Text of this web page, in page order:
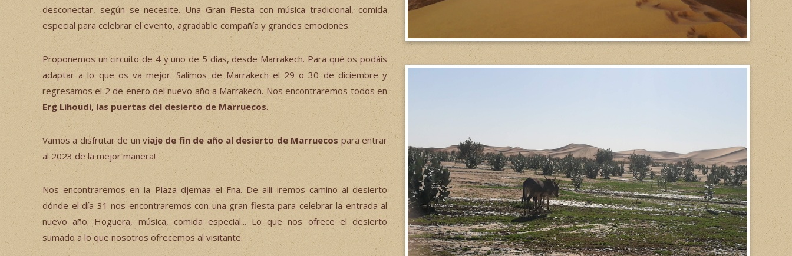
desconectar, según se necesite. Una Gran Fiesta con música tradicional, comida
especial para celebrar el evento, agradable compañía y grandes emociones.
Proponemos un circuito de 4 y uno de 5 días, desde Marrakech. Para qué os podáis
adaptar a lo que os va mejor. Salimos de Marrakech el 29 o 30 de diciembre y
regresamos el 2 de enero del nuevo año a Marrakech. Nos encontraremos todos en
Erg Lihoudi, las puertas del desierto de Marruecos.
Vamos a disfrutar de un viaje de fin de año al desierto de Marruecos para entrar
al 2023 de la mejor manera!
Nos encontraremos en la Plaza djemaa el Fna. De allí iremos camino al desierto
dónde el día 31 nos encontraremos con una gran fiesta para celebrar la entrada al
nuevo año. Hoguera, música, comida especial... Lo que nos ofrece el desierto
sumado a lo que nosotros ofrecemos al visitante.